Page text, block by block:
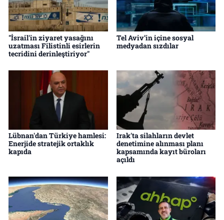
"İsrail'in ziyaret yasağını
uzatması Filistinli esirlerin
tecridini derinleştiriyor"
Tel Aviv’in içine sosyal
medyadan sızdılar
Lübnan'dan Türkiye hamlesi:
Enerjide stratejik ortaklık
kapıda
Irak'ta silahların devlet
denetimine alınması planı
kapsamında kayıt büroları
açıldı